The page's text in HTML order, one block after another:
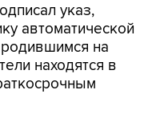
указ,
автоматической
на
находятся в